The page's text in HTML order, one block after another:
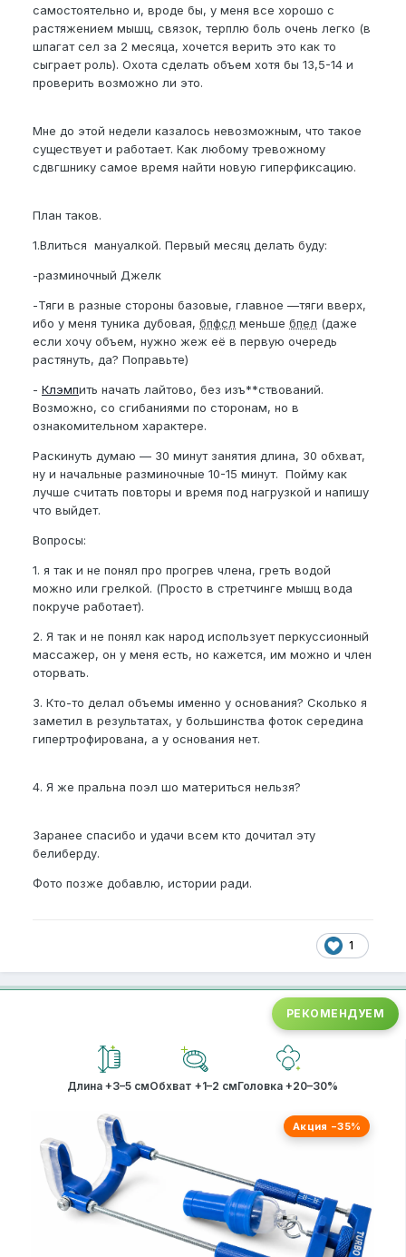
самостоятельно и, вроде бы, у меня все хорошо с
растяжением мышц, связок, терплю боль очень легко (в
шпагат сел за 2 месяца, хочется верить это как то
сыграет роль). Охота сделать объем хотя бы 13,5-14 и
проверить возможно ли это.
Мне до этой недели казалось невозможным, что такое
существует и работает. Как любому тревожному
сдвгшнику самое время найти новую гиперфиксацию.
План таков.
1.Влиться мануалкой. Первый месяц делать буду:
-разминочный Джелк
-Тяги в разные стороны базовые, главное —тяги вверх,
ибо у меня туника дубовая, бпфсл меньше бпел (даже
если хочу объем, нужно жеж её в первую очередь
растянуть, да? Поправьте)
- Клэмпить начать лайтово, без изъ**ствований.
Возможно, со сгибаниями по сторонам, но в
ознакомительном характере.
Раскинуть думаю — 30 минут занятия длина, 30 обхват,
ну и начальные разминочные 10-15 минут. Пойму как
лучше считать повторы и время под нагрузкой и напишу
что выйдет.
Вопросы:
1. я так и не понял про прогрев члена, греть водой
можно или грелкой. (Просто в стретчинге мышц вода
покруче работает).
2. Я так и не понял как народ использует перкуссионный
массажер, он у меня есть, но кажется, им можно и член
оторвать.
3. Кто-то делал объемы именно у основания? Сколько я
заметил в результатах, у большинства фоток середина
гипертрофирована, а у основания нет.
4. Я же пральна поэл шо материться нельзя?
Заранее спасибо и удачи всем кто дочитал эту
белиберду.
Фото позже добавлю, истории ради.
1
РЕКОМЕНДУЕМ
Длина +3–5 смОбхват +1–2 смГоловка +20–30%
Акция −35%